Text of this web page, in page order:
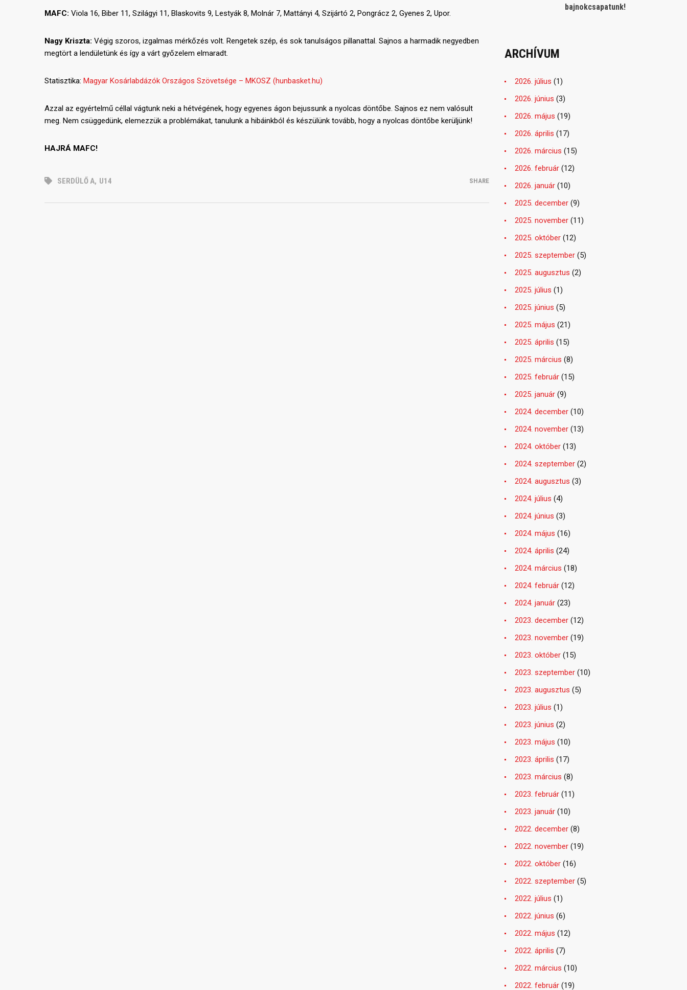
MAFC: Viola 16, Biber 11, Szilágyi 11, Blaskovits 9, Lestyák 8, Molnár 7, Mattányi 4, Szijártó 2, Pongrácz 2, Gyenes 2, Upor.
Nagy Kriszta: Végig szoros, izgalmas mérkőzés volt. Rengetek szép, és sok tanulságos pillanattal. Sajnos a harmadik negyedben
megtört a lendületünk és így a várt győzelem elmaradt.
Statisztika: Magyar Kosárlabdázók Országos Szövetsége – MKOSZ (hunbasket.hu)
Azzal az egyértelmű céllal vágtunk neki a hétvégének, hogy egyenes ágon bejussunk a nyolcas döntőbe. Sajnos ez nem valósult
meg. Nem csüggedünk, elemezzük a problémákat, tanulunk a hibáinkból és készülünk tovább, hogy a nyolcas döntőbe kerüljünk!
HAJRÁ MAFC!
SERDÜLŐ A, U14 SHARE
bajnokcsapatunk!
ARCHÍVUM
2026. július (1)
2026. június (3)
2026. május (19)
2026. április (17)
2026. március (15)
2026. február (12)
2026. január (10)
2025. december (9)
2025. november (11)
2025. október (12)
2025. szeptember (5)
2025. augusztus (2)
2025. július (1)
2025. június (5)
2025. május (21)
2025. április (15)
2025. március (8)
2025. február (15)
2025. január (9)
2024. december (10)
2024. november (13)
2024. október (13)
2024. szeptember (2)
2024. augusztus (3)
2024. július (4)
2024. június (3)
2024. május (16)
2024. április (24)
2024. március (18)
2024. február (12)
2024. január (23)
2023. december (12)
2023. november (19)
2023. október (15)
2023. szeptember (10)
2023. augusztus (5)
2023. július (1)
2023. június (2)
2023. május (10)
2023. április (17)
2023. március (8)
2023. február (11)
2023. január (10)
2022. december (8)
2022. november (19)
2022. október (16)
2022. szeptember (5)
2022. július (1)
2022. június (6)
2022. május (12)
2022. április (7)
2022. március (10)
2022. február (19)